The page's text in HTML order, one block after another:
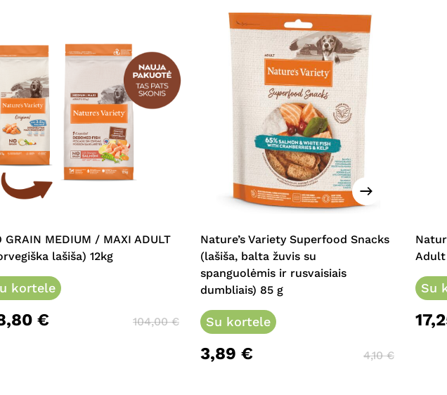
GRAIN MEDIUM / MAXI ADULT
lašiša) 12kg
kortele
€ 104,00€
Nature’s Variety Superfood Snacks
(lašiša, balta žuvis su
spanguolėmis ir rusvaisiais
dumbliais) 85 g
Su kortele
3,89 € 4,10€
may
be
Adult
Su